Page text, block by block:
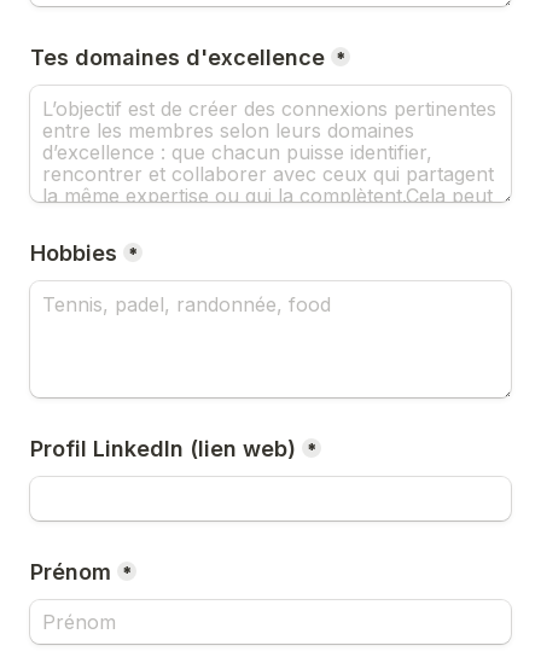
Tes domaines d'excellence *
Hobbies *
Profil LinkedIn (lien web) *
Prénom *